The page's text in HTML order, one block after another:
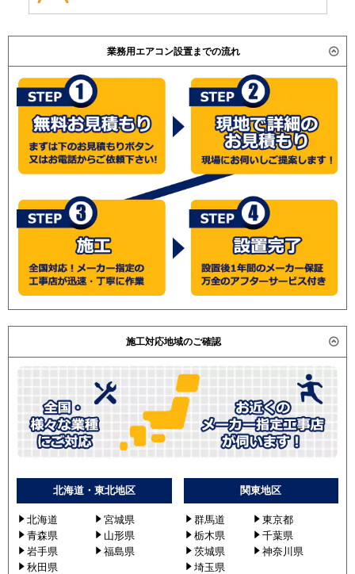
業務用エアコン設置までの流れ
施工対応地域のご確認
北海道・東北地区
北海道
宮城県
青森県
山形県
岩手県
福島県
秋田県
関東地区
群馬道
東京都
栃木県
千葉県
茨城県
神奈川県
埼玉県